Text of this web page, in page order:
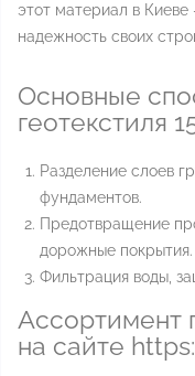
этот материал в Киеве
надежность своих
Основные
геотекстиля
Разделение слоев
фундаментов.
Предотвращение
дорожные покрытия.
Фильтрация воды,
Ассортимент
на сайте